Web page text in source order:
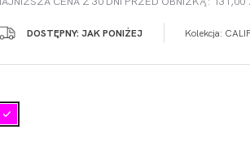
DOSTĘPNY: JAK PONIŻEJ Kolekcja: